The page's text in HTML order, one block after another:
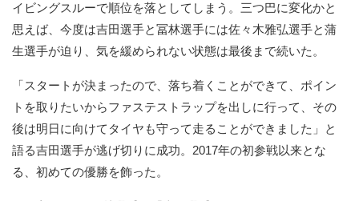
イビングスルーで順位を落としてしまう。三つ巴に変化かと
思えば、今度は吉田選手と冨林選手には佐々木雅弘選手と蒲
生選手が迫り、気を緩められない状態は最後まで続いた。
「スタートが決まったので、落ち着くことができて、ポイン
トを取りたいからファステストラップを出しに行って、その
後は明日に向けてタイヤも守って走ることができました」と
語る吉田選手が逃げ切りに成功。2017年の初参戦以来とな
る、初めての優勝を飾った。